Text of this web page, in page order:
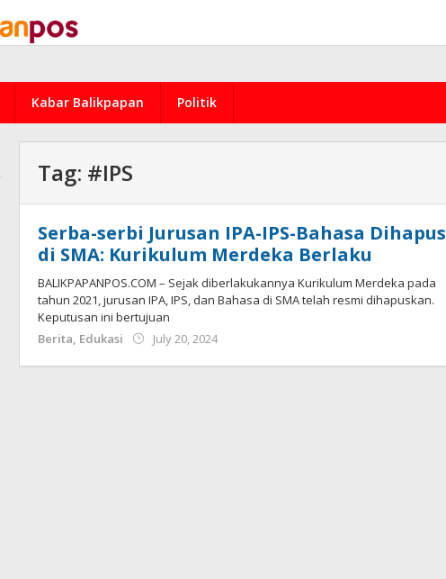
Kabar Balikpapan Politik
Tag: #IPS
Serba-serbi Jurusan IPA-IPS-Bahasa Dihapus
di SMA: Kurikulum Merdeka Berlaku
BALIKPAPANPOS.COM – Sejak diberlakukannya Kurikulum Merdeka pada
tahun 2021, jurusan IPA, IPS, dan Bahasa di SMA telah resmi dihapuskan.
Keputusan ini bertujuan
Berita, Edukasi July 20, 2024by